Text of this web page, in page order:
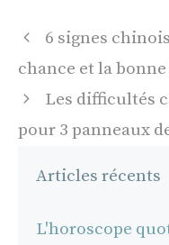
Navigation
des
6 signes
chance et la
Les difficultés
pour 3 panneaux
Articles récents
L'horoscope